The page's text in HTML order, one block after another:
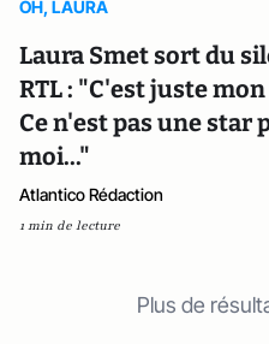
OH, LAURA
Laura Smet sort du
RTL : "C'est juste mon
Ce n'est pas une star
moi..."
Atlantico Rédaction
1 min de lecture
Plus de